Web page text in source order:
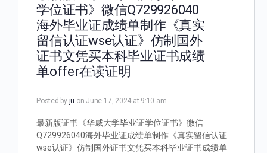
学位证书》微信Q729926040
海外毕业证成绩单制作《真实
留信认证wse认证》仿制国外
证书文凭买本科毕业证书成绩
单offer在读证明
Posted by ju on June 17, 2024 at 9:10 am
最新版证书《华威大学毕业证学位证书》微信
Q729926040海外毕业证成绩单制作《真实留信认证
wse认证》仿制国外证书文凭买本科毕业证书成绩单